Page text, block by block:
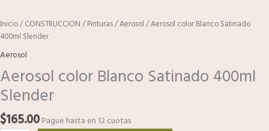
Inicio/CONSTRUCCION /Pinturas/Aerosol / Aerosol color Blanco Satinado
400ml Slender
Aerosol
Aerosol color Blanco Satinado 400ml
Slender
$165.00Pague hasta en 12 cuotas